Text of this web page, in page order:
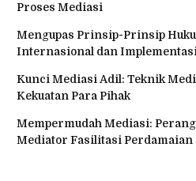
Proses Mediasi
Mengupas Prinsip-Prinsip
Internasional dan
Kunci Mediasi Adil: Teknik
Kekuatan Para Pihak
Mempermudah Mediasi:
Mediator Fasilitasi Perdamaian